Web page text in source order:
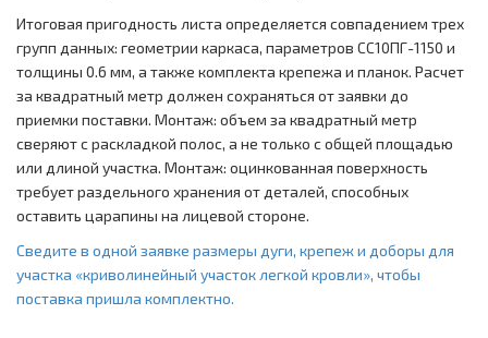
Итоговая пригодность листа определяется совпадением трех
групп данных: геометрии каркаса, параметров СС10ПГ-1150 и
толщины 0.6 мм, а также комплекта крепежа и планок. Расчет
за квадратный метр должен сохраняться от заявки до
приемки поставки. Монтаж: объем за квадратный метр
сверяют с раскладкой полос, а не только с общей площадью
или длиной участка. Монтаж: оцинкованная поверхность
требует раздельного хранения от деталей, способных
оставить царапины на лицевой стороне.
Сведите в одной заявке размеры дуги, крепеж и доборы для
участка «криволинейный участок легкой кровли», чтобы
поставка пришла комплектно.